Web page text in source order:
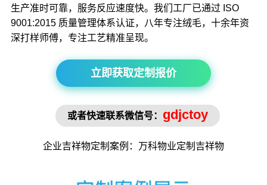
生产准时可靠，服务反应速度快。我们工厂已通过 ISO
9001:2015 质量管理体系认证，八年专注绒毛，十余年资
深打样师傅，专注工艺精准呈现。
立即获取定制报价
或者快速联系微信号： gdjctoy
企业吉祥物定制案例：万科物业定制 吉祥物